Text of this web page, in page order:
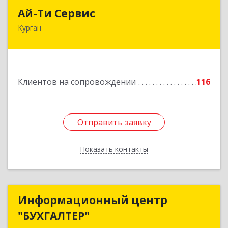
Ай-Ти Сервис
Курган
Клиентов на сопровождении 116
Отправить заявку
Показать контакты
Отправить заявку
Назад
Информационный центр
"БУХГАЛТЕР"
Информационный центр